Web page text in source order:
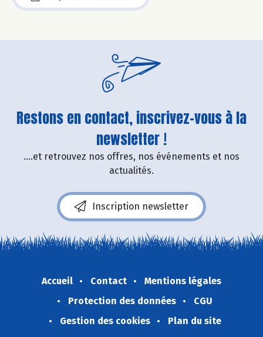
Restons en contact, inscrivez-vous à la
newsletter !
....et retrouvez nos offres, nos événements et nos
actualités.
Inscription newsletter
Accueil Contact
Mentions légales
Protection des données
CGU
Gestion des cookies
Plan du site